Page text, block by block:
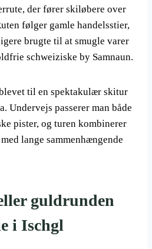
der fører skiløbere over
følger gamle handelsstier,
brugte til at smugle varer
schweiziske by Samnaun.
til en spektakulær skitur
Undervejs passerer man både
pister, og turen kombinerer
lange sammenhængende
guldrunden
i Ischgl